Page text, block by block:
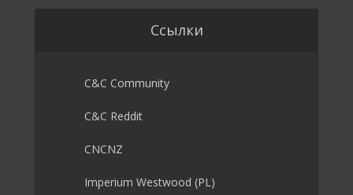
Ссылки
C&C Community
C&C Reddit
CNCNZ
Imperium Westwood (PL)